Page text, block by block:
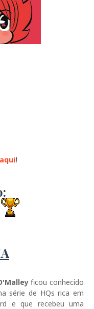
aqui!
ficou conhecido
série de HQs rica em
e que recebeu uma